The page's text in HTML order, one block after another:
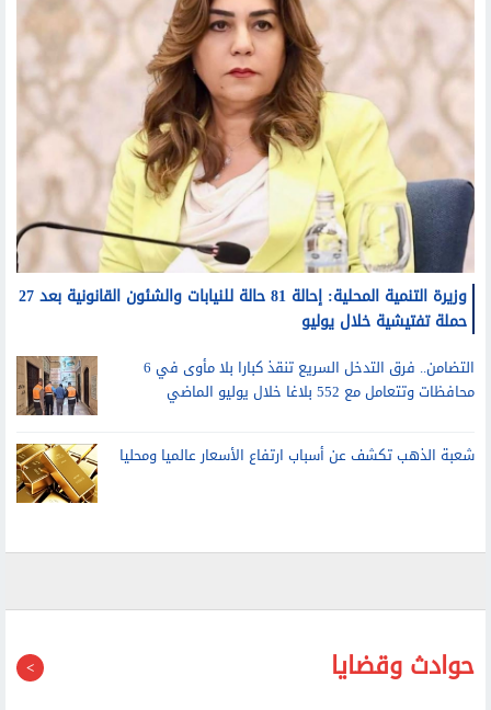
وزيرة التنمية المحلية: إحالة 81 حالة للنيابات والشئون القانونية بعد 27
حملة تفتيشية خلال يوليو
التضامن.. فرق التدخل السريع تنقذ كبارا بلا مأوى في 6
محافظات وتتعامل مع 552 بلاغا خلال يوليو الماضي
شعبة الذهب تكشف عن أسباب ارتفاع الأسعار عالميا ومحليا
حوادث وقضايا